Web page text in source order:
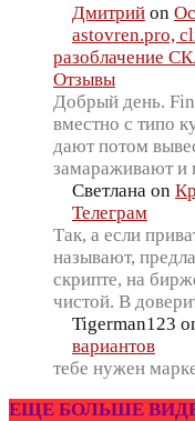
Дмитрий on
astovren.pro,
разоблачение
Отзывы
Добрый день.
вместно с типо
дают потом
замараживают
Светлана on
Телеграм
Так, а если
называют,
скрипте, на
чистой. В
Tigerman123
вариантов
тебе нужен
ЕЩЕ БОЛЬШЕ